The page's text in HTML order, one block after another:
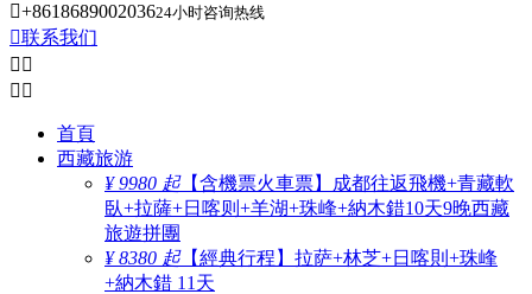
+861868900203624小时咨询热线
联系我们
 
 
首頁
西藏旅游
¥ 9980 起【含機票火車票】成都往返飛機+青藏軟
臥+拉薩+日喀则+羊湖+珠峰+納木錯10天9晚西藏
旅遊拼團
¥ 8380 起【經典行程】拉萨+林芝+日喀則+珠峰
+納木錯 11天